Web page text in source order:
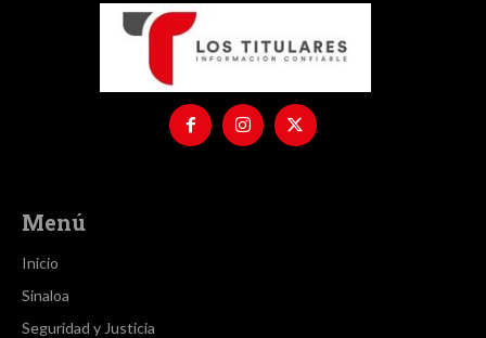
Menú
Inicio
Sinaloa
Seguridad y Justicia